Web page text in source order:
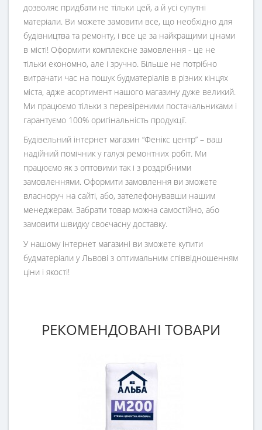
дозволяє придбати не тільки цей, а й усі супутні
матеріали. Ви можете замовити все, що необхідно для
будівництва та ремонту, і все це за найкращими цінами
в місті! Оформити комплексне замовлення - це не
тільки економно, але і зручно. Більше не потрібно
витрачати час на пошук будматеріалів в різних кінцях
міста, адже асортимент нашого магазину дуже великий.
Ми працюємо тільки з перевіреними постачальниками і
гарантуємо 100% оригінальність продукції.
Будівельний інтернет магазин “Фенікс центр” – ваш
надійний помічник у галузі ремонтних робіт. Ми
працюємо як з оптовими так і з роздрібними
замовленнями. Оформити замовлення ви зможете
власноруч на сайті, або, зателефонувавши нашим
менеджерам. Забрати товар можна самостійно, або
замовити швидку своєчасну доставку.
У нашому інтернет магазині ви зможете купити
будматеріали у Львові з оптимальним співвідношенням
ціни і якості!
РЕКОМЕНДОВАНІ ТОВАРИ